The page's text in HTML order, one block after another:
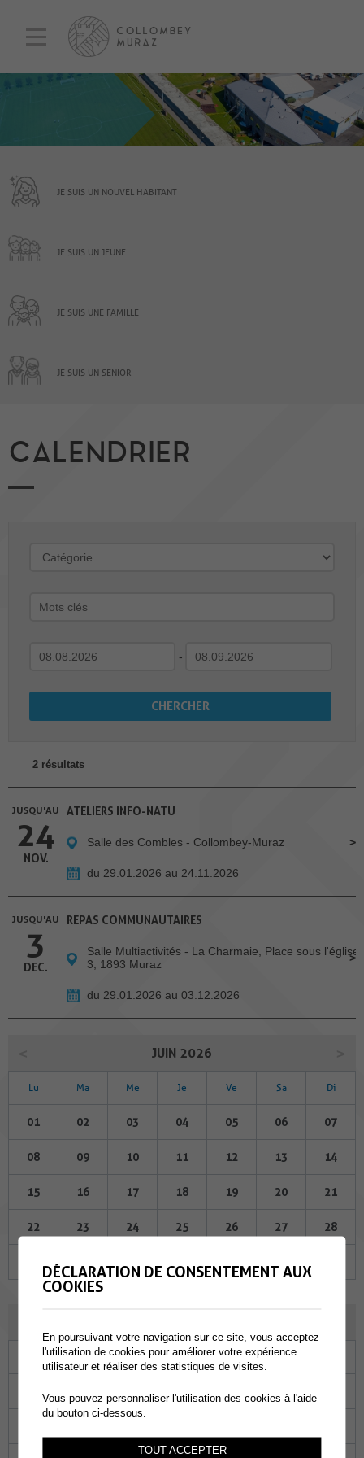
JE SUIS UN NOUVEL HABITANT
JE SUIS UN JEUNE
JE SUIS UNE FAMILLE
JE SUIS UN SENIOR
CALENDRIER
-
2 résultats
JUSQU'AU
24
NOV.
ATELIERS INFO-NATU
Salle des Combles - Collombey-Muraz
du 29.01.2026 au 24.11.2026
JUSQU'AU
3
DEC.
REPAS COMMUNAUTAIRES
Salle Multiactivités - La Charmaie, Place sous l'église
3, 1893 Muraz
du 29.01.2026 au 03.12.2026
JUIN 2026
Lu Ma Me Je Ve Sa Di
01 02 03 04 05 06 07
08 09 10 11 12 13 14
15 16 17 18 19 20 21
22 23 24 25 26 27 28
Ma Me Je Ve Sa
02 03 04
DÉCLARATION DE CONSENTEMENT AUX
COOKIES
En poursuivant votre navigation sur ce site, vous acceptez
l'utilisation de cookies pour améliorer votre expérience
utilisateur et réaliser des statistiques de visites.
Vous pouvez personnaliser l'utilisation des cookies à l'aide
du bouton ci-dessous.
TOUT ACCEPTER